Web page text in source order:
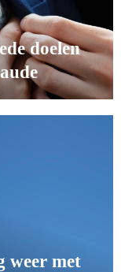
doelen
weer met